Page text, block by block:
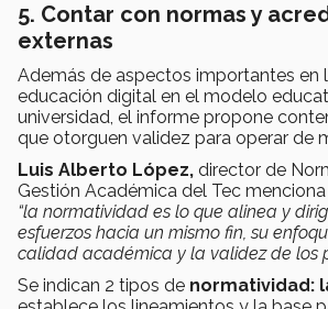
5. Contar con normas y
externas
Además de aspectos importantes en
educación digital en el modelo
universidad, el informe propone
que otorguen validez para operar de
Luis Alberto López, director de
Gestión Académica del Tec
“la normatividad es lo que alinea y
esfuerzos hacia un mismo fin, su
calidad académica y la validez de los
Se indican 2 tipos de normatividad: